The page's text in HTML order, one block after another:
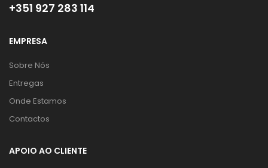
+351 927 283 114
EMPRESA
Sobre Nós
Entregas
Onde Estamos
Contactos
APOIO AO CLIENTE